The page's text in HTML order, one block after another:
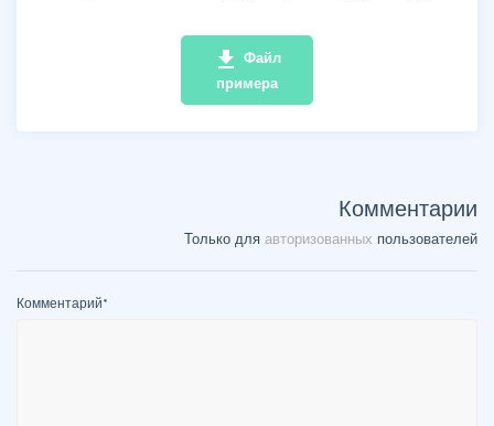
file_download Файл
примера
Комментарии
Только для авторизованных пользователей
Комментарий*